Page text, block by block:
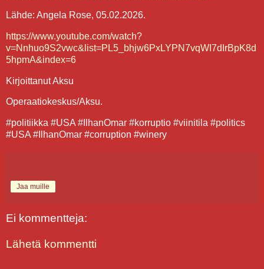
Lähde: Angela Rose, 05.02.2026.
https://www.youtube.com/watch?
v=Nnhuo9S2vwc&list=PL5_bhjw6PxLYPN7vqWI7dIrBpK8d
5hpmA&index=6
Kirjoittanut Aksu
Operaatiokeskus/Aksu.
#politiikka #USA #IlhanOmar #korruptio #viinitila #politics
#USA #IlhanOmar #corruption #winery
Jaa muille
Ei kommentteja:
Lähetä kommentti